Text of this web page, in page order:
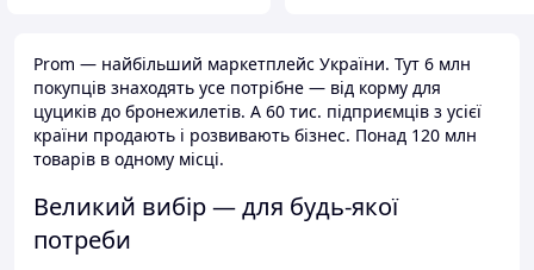
Prom — найбільший маркетплейс України. Тут 6 млн
покупців знаходять усе потрібне — від корму для
цуциків до бронежилетів. А 60 тис. підприємців з усієї
країни продають і розвивають бізнес. Понад 120 млн
товарів в одному місці.
Великий вибір — для будь-якої
потреби